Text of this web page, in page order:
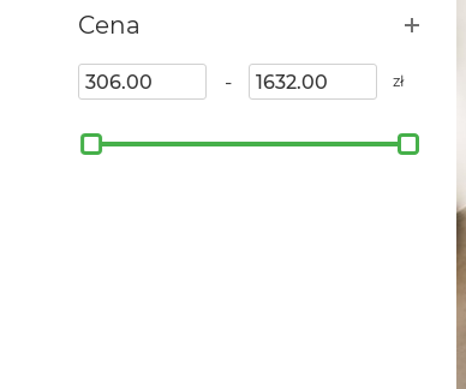
Cena
- zł